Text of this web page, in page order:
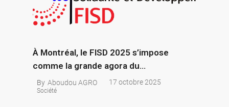
À Montréal, le FISD 2025 s’impose
comme la grande agora du
développement solidaire
By Aboudou AGRO 17 octobre 2025
Société